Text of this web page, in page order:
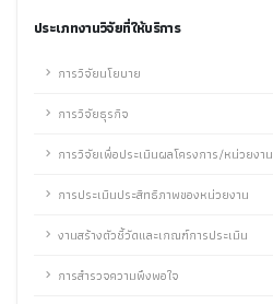
ประเภทงานวิจัยที่ให้บริการ
การวิจัยนโยบาย
การวิจัยธุรกิจ
การวิจัยเพื่อประเมินผลโครงการ/หน่วยงาน
การประเมินประสิทธิภาพของหน่วยงาน
งานสร้างตัวชี้วัดและเกณฑ์การประเมิน
การสำรวจความพึงพอใจ